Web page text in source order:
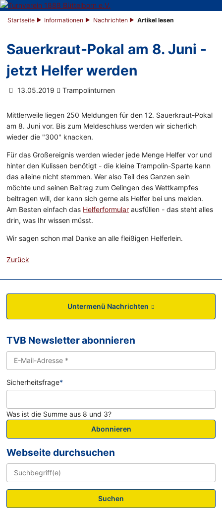
Startseite Informationen Nachrichten Artikel lesen
Sauerkraut-Pokal am 8. Juni -
jetzt Helfer werden
13.05.2019 Trampolinturnen
Mittlerweile liegen 250 Meldungen für den 12. Sauerkraut-Pokal
am 8. Juni vor. Bis zum Meldeschluss werden wir sicherlich
wieder die "300" knacken.
Für das Großereignis werden wieder jede Menge Helfer vor und
hinter den Kulissen benötigt - die kleine Trampolin-Sparte kann
das alleine nicht stemmen. Wer also Teil des Ganzen sein
möchte und seinen Beitrag zum Gelingen des Wettkampfes
beitragen will, der kann sich gerne als Helfer bei uns melden.
Am Besten einfach das Helferformular ausfüllen - das steht alles
drin, was Ihr wissen müsst.
Wir sagen schon mal Danke an alle fleißigen Helferlein.
Zurück
Untermenü Nachrichten
TVB Newsletter abonnieren
Sicherheitsfrage*
Was ist die Summe aus 8 und 3?
Abonnieren
Webseite durchsuchen
Suchen